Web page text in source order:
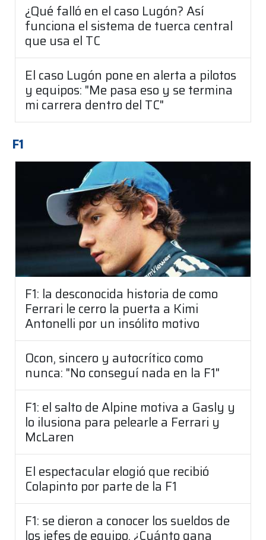
¿Qué falló en el caso Lugón? Así
funciona el sistema de tuerca central
que usa el TC
El caso Lugón pone en alerta a pilotos
y equipos: "Me pasa eso y se termina
mi carrera dentro del TC"
F1
F1: la desconocida historia de como
Ferrari le cerro la puerta a Kimi
Antonelli por un insólito motivo
Ocon, sincero y autocrítico como
nunca: "No conseguí nada en la F1"
F1: el salto de Alpine motiva a Gasly y
lo ilusiona para pelearle a Ferrari y
McLaren
El espectacular elogió que recibió
Colapinto por parte de la F1
F1: se dieron a conocer los sueldos de
los jefes de equipo, ¿Cuánto gana